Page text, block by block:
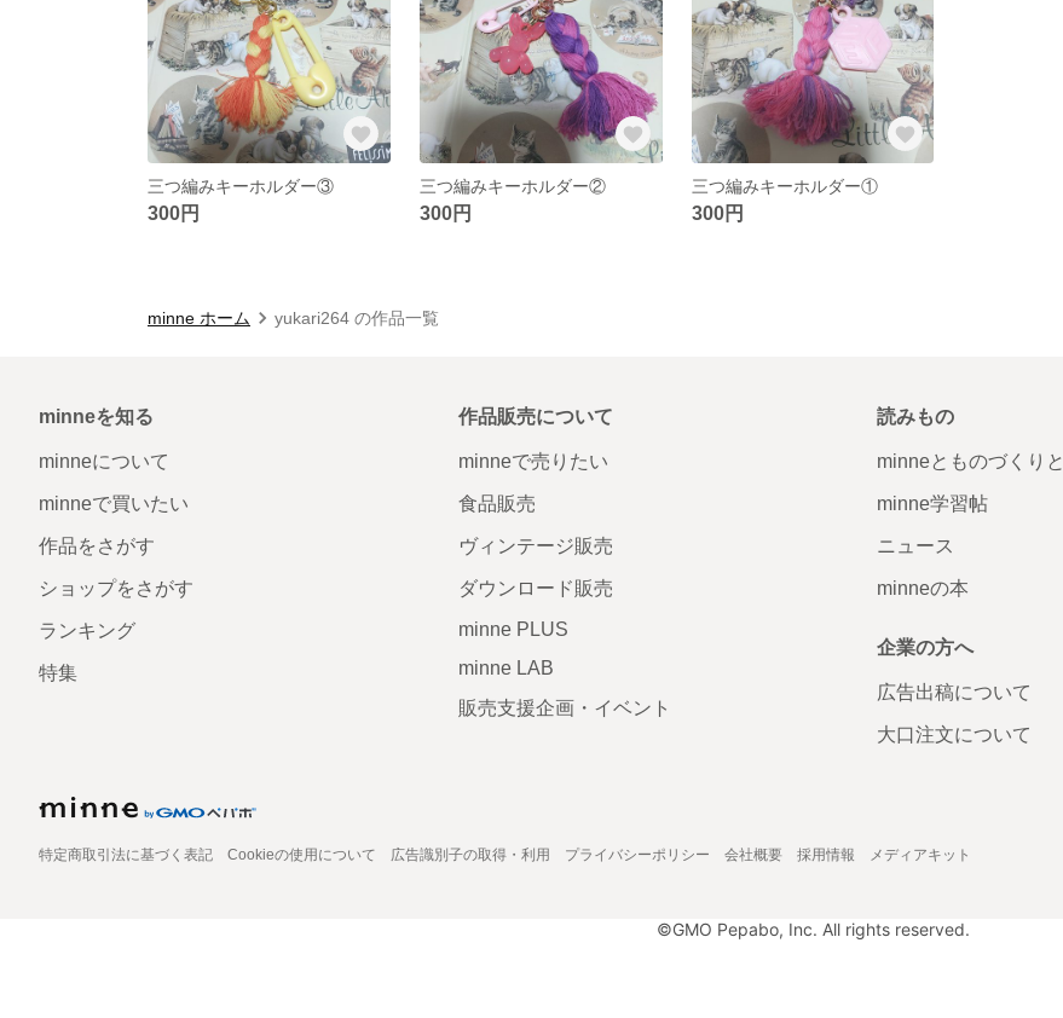
三つ編みキーホルダー③
300円
三つ編みキーホルダー②
300円
三つ編みキーホルダー①
300円
minne ホーム yukari264 の作品一覧
minneを知る
minneについて
minneで買いたい
作品をさがす
ショップをさがす
ランキング
特集
作品販売について
minneで売りたい
食品販売
ヴィンテージ販売
ダウンロード販売
minne PLUS
minne LAB
販売支援企画・イベント
読みもの
minneとものづくりと
minne学習帖
ニュース
minneの本
企業の方へ
広告出稿について
大口注文について
特定商取引法に基づく表記 Cookieの使用について 広告識別子の取得・利用 プライバシーポリシー 会社概要 採用情報 メディアキット
©GMO Pepabo, Inc. All rights reserved.